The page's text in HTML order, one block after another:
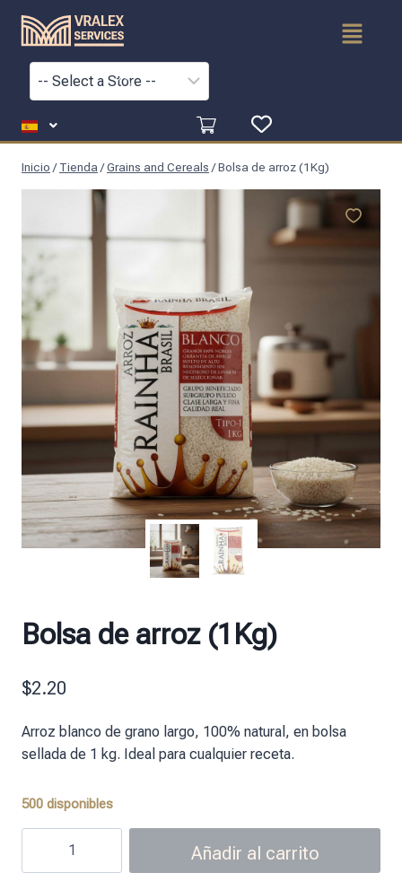
Inicio / Tienda/Grains and Cereals /Bolsa de arroz (1Kg)
Bolsa de arroz (1Kg)
$2.20
Arroz blanco de grano largo, 100% natural, en bolsa
sellada de 1 kg. Ideal para cualquier receta.
500 disponibles
Añadir al carrito